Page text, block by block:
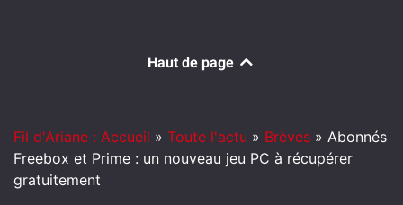
Haut de page
Fil d'Ariane : Accueil » Toute l'actu » Brèves » Abonnés
Freebox et Prime : un nouveau jeu PC à récupérer
gratuitement